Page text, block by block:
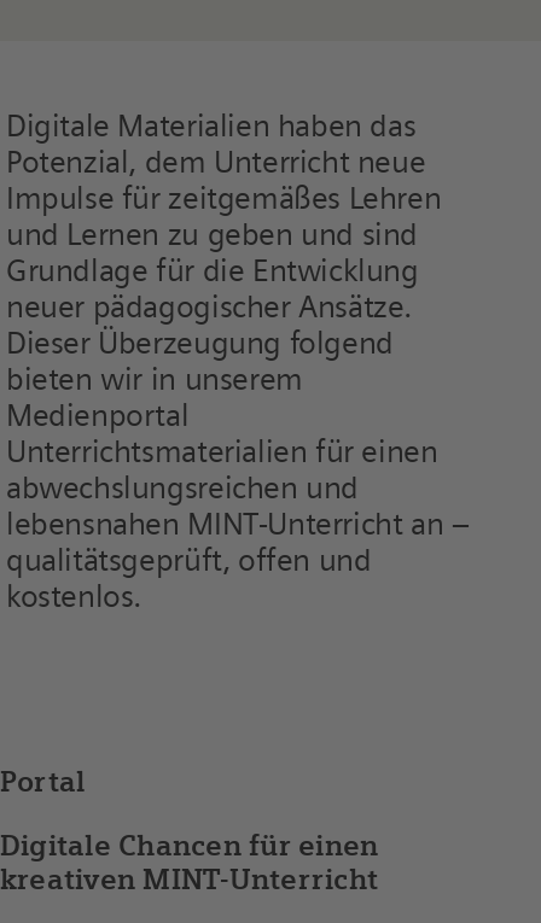
Digitale Materialien haben das
Potenzial, dem Unterricht neue
Impulse für zeitgemäßes Lehren
und Lernen zu geben und sind
Grundlage für die Entwicklung
neuer pädagogischer Ansätze.
Dieser Überzeugung folgend
bieten wir in unserem
Medienportal
Unterrichtsmaterialien für einen
abwechslungsreichen und
lebensnahen MINT-Unterricht an –
qualitätsgeprüft, offen und
kostenlos.
Portal
Digitale Chancen für einen
kreativen MINT-Unterricht